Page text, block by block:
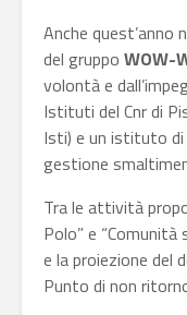
Anche quest’anno
del gruppo WOW-
volontà e
Istituti del Cnr di
Isti) e un istituto di
gestione
Tra le attività
Polo” e
e la proiezione del
Punto di non